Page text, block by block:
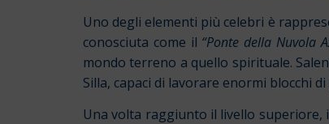
Uno degli elementi più celebri è
conosciuta come il “Ponte della Nuvola
mondo terreno a quello spirituale.
Silla, capaci di lavorare enormi blocchi
Una volta raggiunto il livello superiore,